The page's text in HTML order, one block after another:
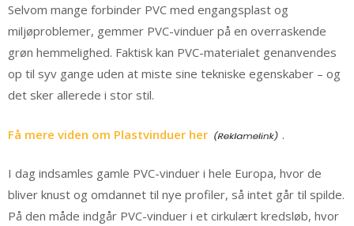
Selvom mange forbinder PVC med engangsplast og
miljøproblemer, gemmer PVC-vinduer på en overraskende
grøn hemmelighed. Faktisk kan PVC-materialet genanvendes
op til syv gange uden at miste sine tekniske egenskaber – og
det sker allerede i stor stil.
Få mere viden om Plastvinduer her .
I dag indsamles gamle PVC-vinduer i hele Europa, hvor de
bliver knust og omdannet til nye profiler, så intet går til spilde.
På den måde indgår PVC-vinduer i et cirkulært kredsløb, hvor